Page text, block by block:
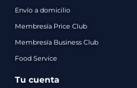
Envío a domicilio
Membresía Price Club
Membresía Business Club
Food Service
Tu cuenta